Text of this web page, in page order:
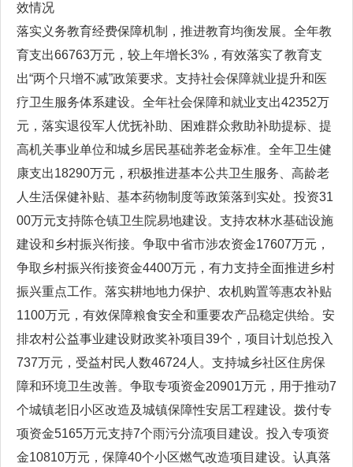
效情况
落实义务教育经费保障机制，推进教育均衡发展。全年教
育支出66763万元，较上年增长3%，有效落实了教育支
出“两个只增不减”政策要求。支持社会保障就业提升和医
疗卫生服务体系建设。全年社会保障和就业支出42352万
元，落实退役军人优抚补助、困难群众救助补助提标、提
高机关事业单位和城乡居民基础养老金标准。全年卫生健
康支出18290万元，积极推进基本公共卫生服务、高龄老
人生活保健补贴、基本药物制度等政策落到实处。投资31
00万元支持陈仓镇卫生院易地建设。支持农林水基础设施
建设和乡村振兴衔接。争取中省市涉农资金17607万元，
争取乡村振兴衔接资金4400万元，有力支持全面推进乡村
振兴重点工作。落实耕地地力保护、农机购置等惠农补贴
1100万元，有效保障粮食安全和重要农产品稳定供给。安
排农村公益事业建设财政奖补项目39个，项目计划总投入
737万元，受益村民人数46724人。支持城乡社区住房保
障和环境卫生改善。争取专项资金20901万元，用于推动7
个城镇老旧小区改造及城镇保障性安居工程建设。拨付专
项资金5165万元支持7个雨污分流项目建设。投入专项资
金10810万元，保障40个小区燃气改造项目建设。认真落